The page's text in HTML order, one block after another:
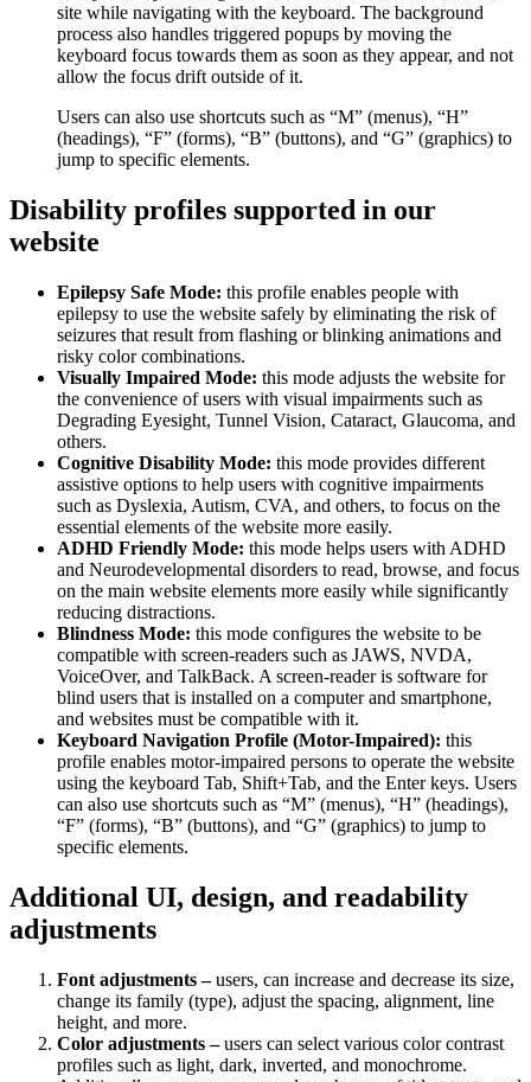
site while navigating with the keyboard. The background
process also handles triggered popups by moving the
keyboard focus towards them as soon as they appear, and not
allow the focus drift outside of it.
Users can also use shortcuts such as “M” (menus), “H”
(headings), “F” (forms), “B” (buttons), and “G” (graphics) to
jump to specific elements.
Disability profiles supported in our
website
Epilepsy Safe Mode: this profile enables people with
epilepsy to use the website safely by eliminating the risk of
seizures that result from flashing or blinking animations and
risky color combinations.
Visually Impaired Mode: this mode adjusts the website for
the convenience of users with visual impairments such as
Degrading Eyesight, Tunnel Vision, Cataract, Glaucoma, and
others.
Cognitive Disability Mode: this mode provides different
assistive options to help users with cognitive impairments
such as Dyslexia, Autism, CVA, and others, to focus on the
essential elements of the website more easily.
ADHD Friendly Mode: this mode helps users with ADHD
and Neurodevelopmental disorders to read, browse, and focus
on the main website elements more easily while significantly
reducing distractions.
Blindness Mode: this mode configures the website to be
compatible with screen-readers such as JAWS, NVDA,
VoiceOver, and TalkBack. A screen-reader is software for
blind users that is installed on a computer and smartphone,
and websites must be compatible with it.
Keyboard Navigation Profile (Motor-Impaired): this
profile enables motor-impaired persons to operate the website
using the keyboard Tab, Shift+Tab, and the Enter keys. Users
can also use shortcuts such as “M” (menus), “H” (headings),
“F” (forms), “B” (buttons), and “G” (graphics) to jump to
specific elements.
Additional UI, design, and readability
adjustments
Font adjustments –users, can increase and decrease its size,
change its family (type), adjust the spacing, alignment, line
height, and more.
Color adjustments –users can select various color contrast
profiles such as light, dark, inverted, and monochrome.